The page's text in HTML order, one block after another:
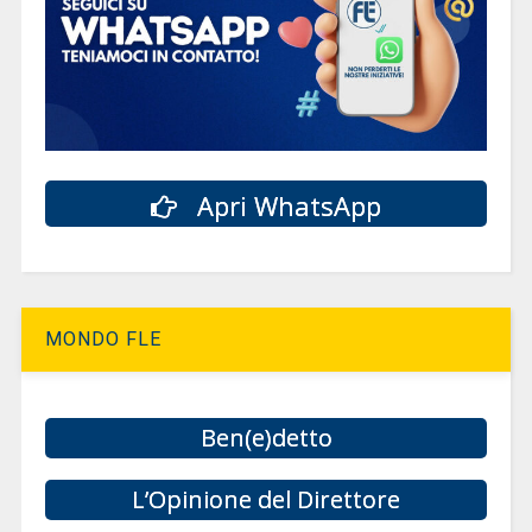
Apri WhatsApp
MONDO FLE
Ben(e)detto
L’Opinione del Direttore